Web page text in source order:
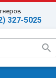
327-5025
search